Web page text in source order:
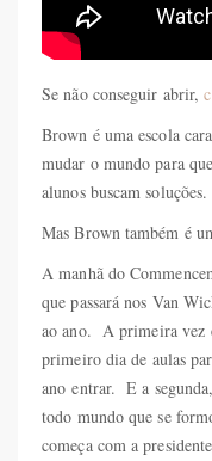
Se não conseguir abrir,
Brown é uma escola
mudar o mundo para
alunos buscam
Mas Brown também é
A manhã do
que passará nos Van
ao ano. A primeira vez
primeiro dia de aulas
ano entrar. E a
todo mundo que se
começa com a